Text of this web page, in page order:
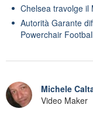
Chelsea travolge il
Autorità Garante
Powerchair
Michele
Video Maker